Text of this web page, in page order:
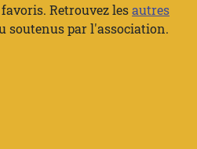
Retrouvez lesautres
soutenus par l'association.